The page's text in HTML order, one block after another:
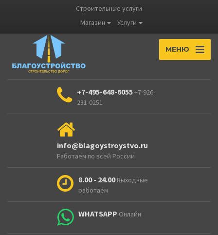
Строительные услуги
Магазин
Услуги
МЕНЮ
+7-495-648-6055+7-926-
231-0251
info@blagoystroystvo.ru
Работаем по всей России
8.00 - 24.00 Выходные
работаем
WHATSAPP Онлайн